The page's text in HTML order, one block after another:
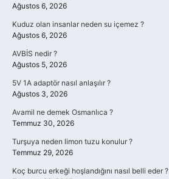
Ağustos 6, 2026
Kuduz olan insanlar neden su içemez ?
Ağustos 6, 2026
AVBİS nedir ?
Ağustos 5, 2026
5V 1A adaptör nasıl anlaşılır ?
Ağustos 3, 2026
Avamil ne demek Osmanlıca ?
Temmuz 30, 2026
Turşuya neden limon tuzu konulur ?
Temmuz 29, 2026
Koç burcu erkeği hoşlandığını nasıl belli eder ?